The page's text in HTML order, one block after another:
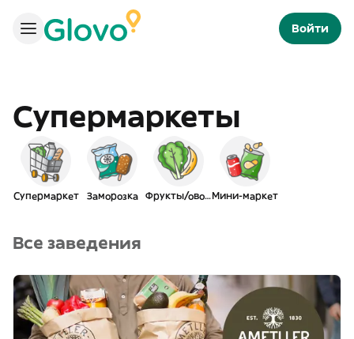
Войти
Супермаркеты
Супермаркет Заморозка Фрукты/овощиМини-маркет
Все заведения